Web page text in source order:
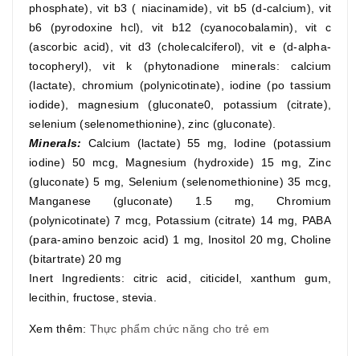
phosphate), vit b3 ( niacinamide), vit b5 (d-calcium), vit
b6 (pyrodoxine hcl), vit b12 (cyanocobalamin), vit c
(ascorbic acid), vit d3 (cholecalciferol), vit e (d-alpha-
tocopheryl), vit k (phytonadione minerals: calcium
(lactate), chromium (polynicotinate), iodine (po tassium
iodide), magnesium (gluconate0, potassium (citrate),
selenium (selenomethionine), zinc (gluconate).
Minerals: Calcium (lactate) 55 mg, Iodine (potassium
iodine) 50 mcg, Magnesium (hydroxide) 15 mg, Zinc
(gluconate) 5 mg, Selenium (selenomethionine) 35 mcg,
Manganese (gluconate) 1.5 mg, Chromium
(polynicotinate) 7 mcg, Potassium (citrate) 14 mg, PABA
(para-amino benzoic acid) 1 mg, Inositol 20 mg, Choline
(bitartrate) 20 mg
Inert Ingredients: citric acid, citicidel, xanthum gum,
lecithin, fructose, stevia.
Xem thêm: Thực phẩm chức năng cho trẻ em